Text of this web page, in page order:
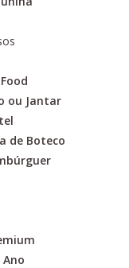
ou Jantar
de Boteco